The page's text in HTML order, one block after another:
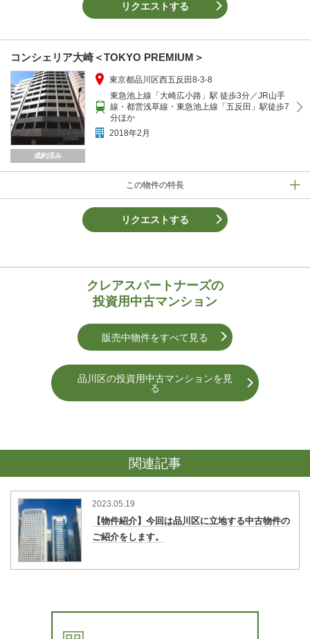
リクエストする
コンシェリア大崎＜TOKYO PREMIUM＞
成約済み
この物件の特長
東京都品川区西五反田8-3-8
東急池上線「大崎広小路」駅 徒歩3分／JR山手
線・都営浅草線・東急池上線「五反田」駅徒歩7
分ほか
2018年2月
リクエストする
クレアスパートナーズの
投資用中古マンション
販売中物件をすべて見る
品川区の投資用中古マンションを⾒
る
関連記事
【物件紹介】今回は品川区に立地する中古物件の
ご紹介をします。
2023.05.19